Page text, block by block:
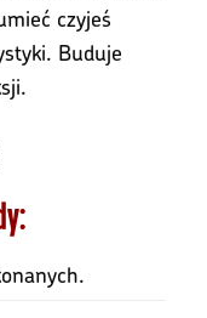
czyjeś
Buduje